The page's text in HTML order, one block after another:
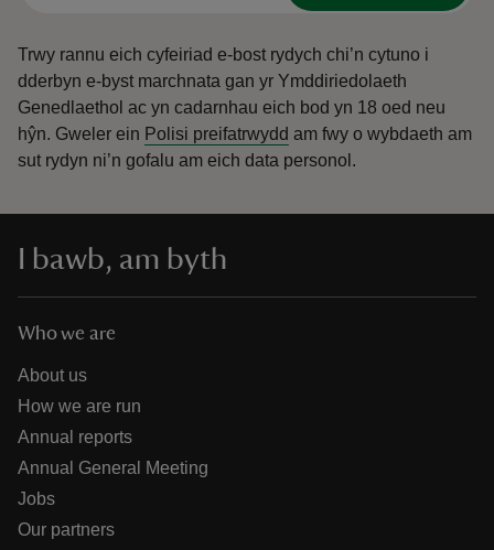
Trwy rannu eich cyfeiriad e-bost rydych chi’n cytuno i
dderbyn e-byst marchnata gan yr Ymddiriedolaeth
Genedlaethol ac yn cadarnhau eich bod yn 18 oed neu
hŷn. Gweler ein Polisi preifatrwydd am fwy o wybdaeth am
sut rydyn ni’n gofalu am eich data personol.
I bawb, am byth
Who we are
About us
How we are run
Annual reports
Annual General Meeting
Jobs
Our partners